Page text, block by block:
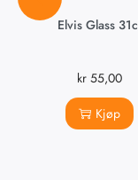
Elvis Glass
kr55,00
Kjøp